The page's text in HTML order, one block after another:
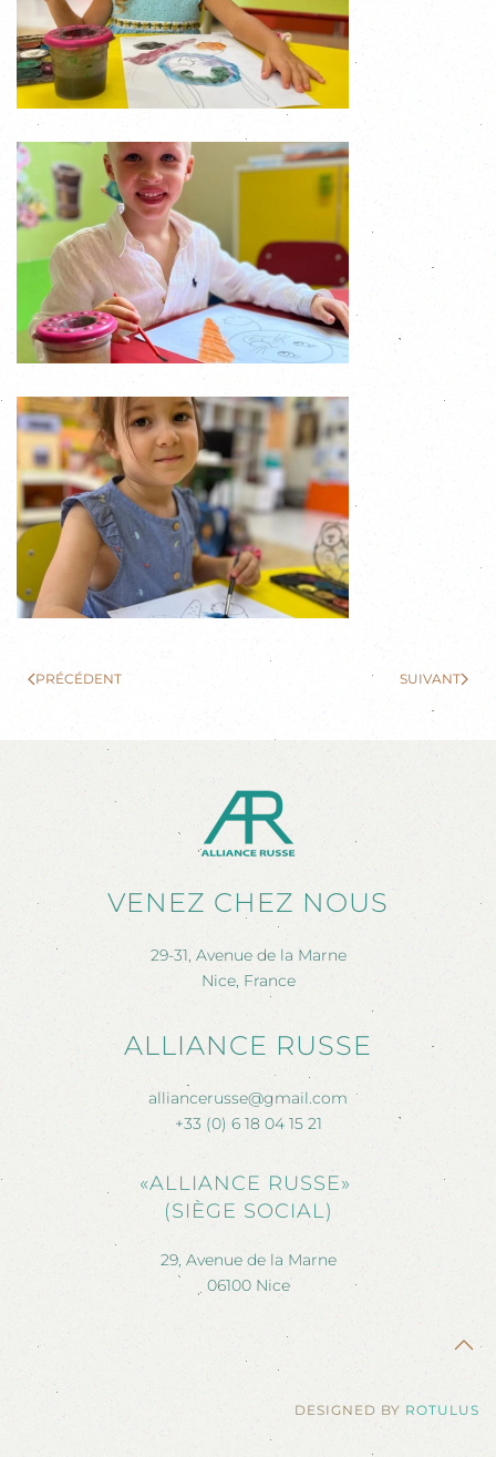
PRÉCÉDENT SUIVANT
VENEZ CHEZ NOUS
29-31, Avenue de la Marne
Nice, France
ALLIANCE RUSSE
alliancerusse@gmail.com
+33 (0) 6 18 04 15 21
«ALLIANCE RUSSE»
(SIÈGE SOCIAL)
29, Avenue de la Marne
06100 Nice
DESIGNED BY ROTULUS